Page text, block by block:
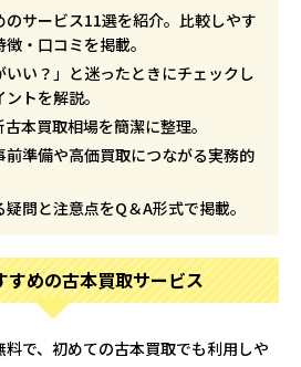
のサービス11選を紹介。比較しやす
・口コミを掲載。
いい？」と迷ったときにチェックし
トを解説。
本買取相場を簡潔に整理。
前準備や高価買取につながる実務的
問と注意点をQ＆A形式で掲載。
すめの古本買取サービス
で、初めての古本買取でも利用しや